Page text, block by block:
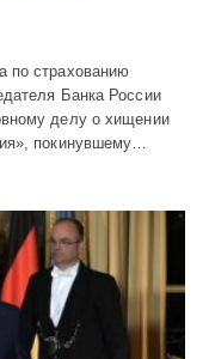
по страхованию
Банка России
делу о хищении
покинувшему…